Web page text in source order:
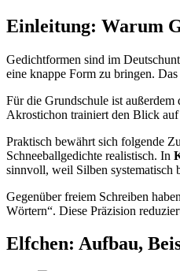
Einleitung: Warum
Gedichtformen sind im
eine knappe Form zu bringen.
Für die Grundschule ist außerdem
Akrostichon trainiert den Blick
Praktisch bewährt sich folgende
Schneeballgedichte realistisch. In
sinnvoll, weil Silben systematisch
Gegenüber freiem Schreiben
Wörtern“. Diese Präzision
Elfchen: Aufbau,